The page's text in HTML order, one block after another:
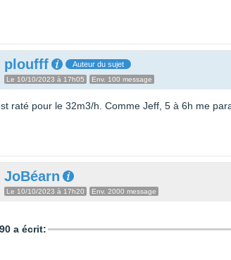
ploufff Auteur du sujet
Le 10/10/2023 à 17h05 Env. 100 message
raté pour le 32m3/h. Comme Jeff, 5 à 6h me
JoBéarn
Le 10/10/2023 à 17h20 Env. 2000 message
a écrit: